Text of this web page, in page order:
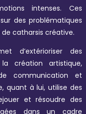
intenses. Ces
des problématiques
catharsis créative.
d’extérioriser des
création artistique,
communication et
quant à lui, utilise des
et résoudre des
dans un cadre